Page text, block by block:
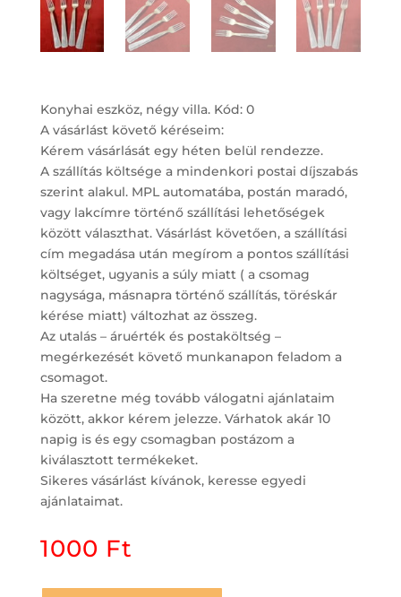
Konyhai eszköz, négy villa. Kód: 0
A vásárlást követő kéréseim:
Kérem vásárlását egy héten belül rendezze.
A szállítás költsége a mindenkori postai díjszabás
szerint alakul. MPL automatába, postán maradó,
vagy lakcímre történő szállítási lehetőségek
között választhat. Vásárlást követően, a szállítási
cím megadása után megírom a pontos szállítási
költséget, ugyanis a súly miatt ( a csomag
nagysága, másnapra történő szállítás, töréskár
kérése miatt) változhat az összeg.
Az utalás – áruérték és postaköltség –
megérkezését követő munkanapon feladom a
csomagot.
Ha szeretne még tovább válogatni ajánlataim
között, akkor kérem jelezze. Várhatok akár 10
napig is és egy csomagban postázom a
kiválasztott termékeket.
Sikeres vásárlást kívánok, keresse egyedi
ajánlataimat.
1000 Ft